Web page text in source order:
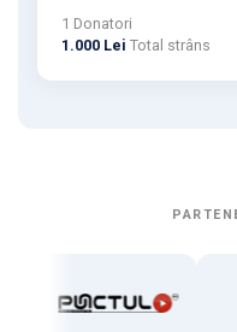
1 Donatori
1.000 Lei Total strâns